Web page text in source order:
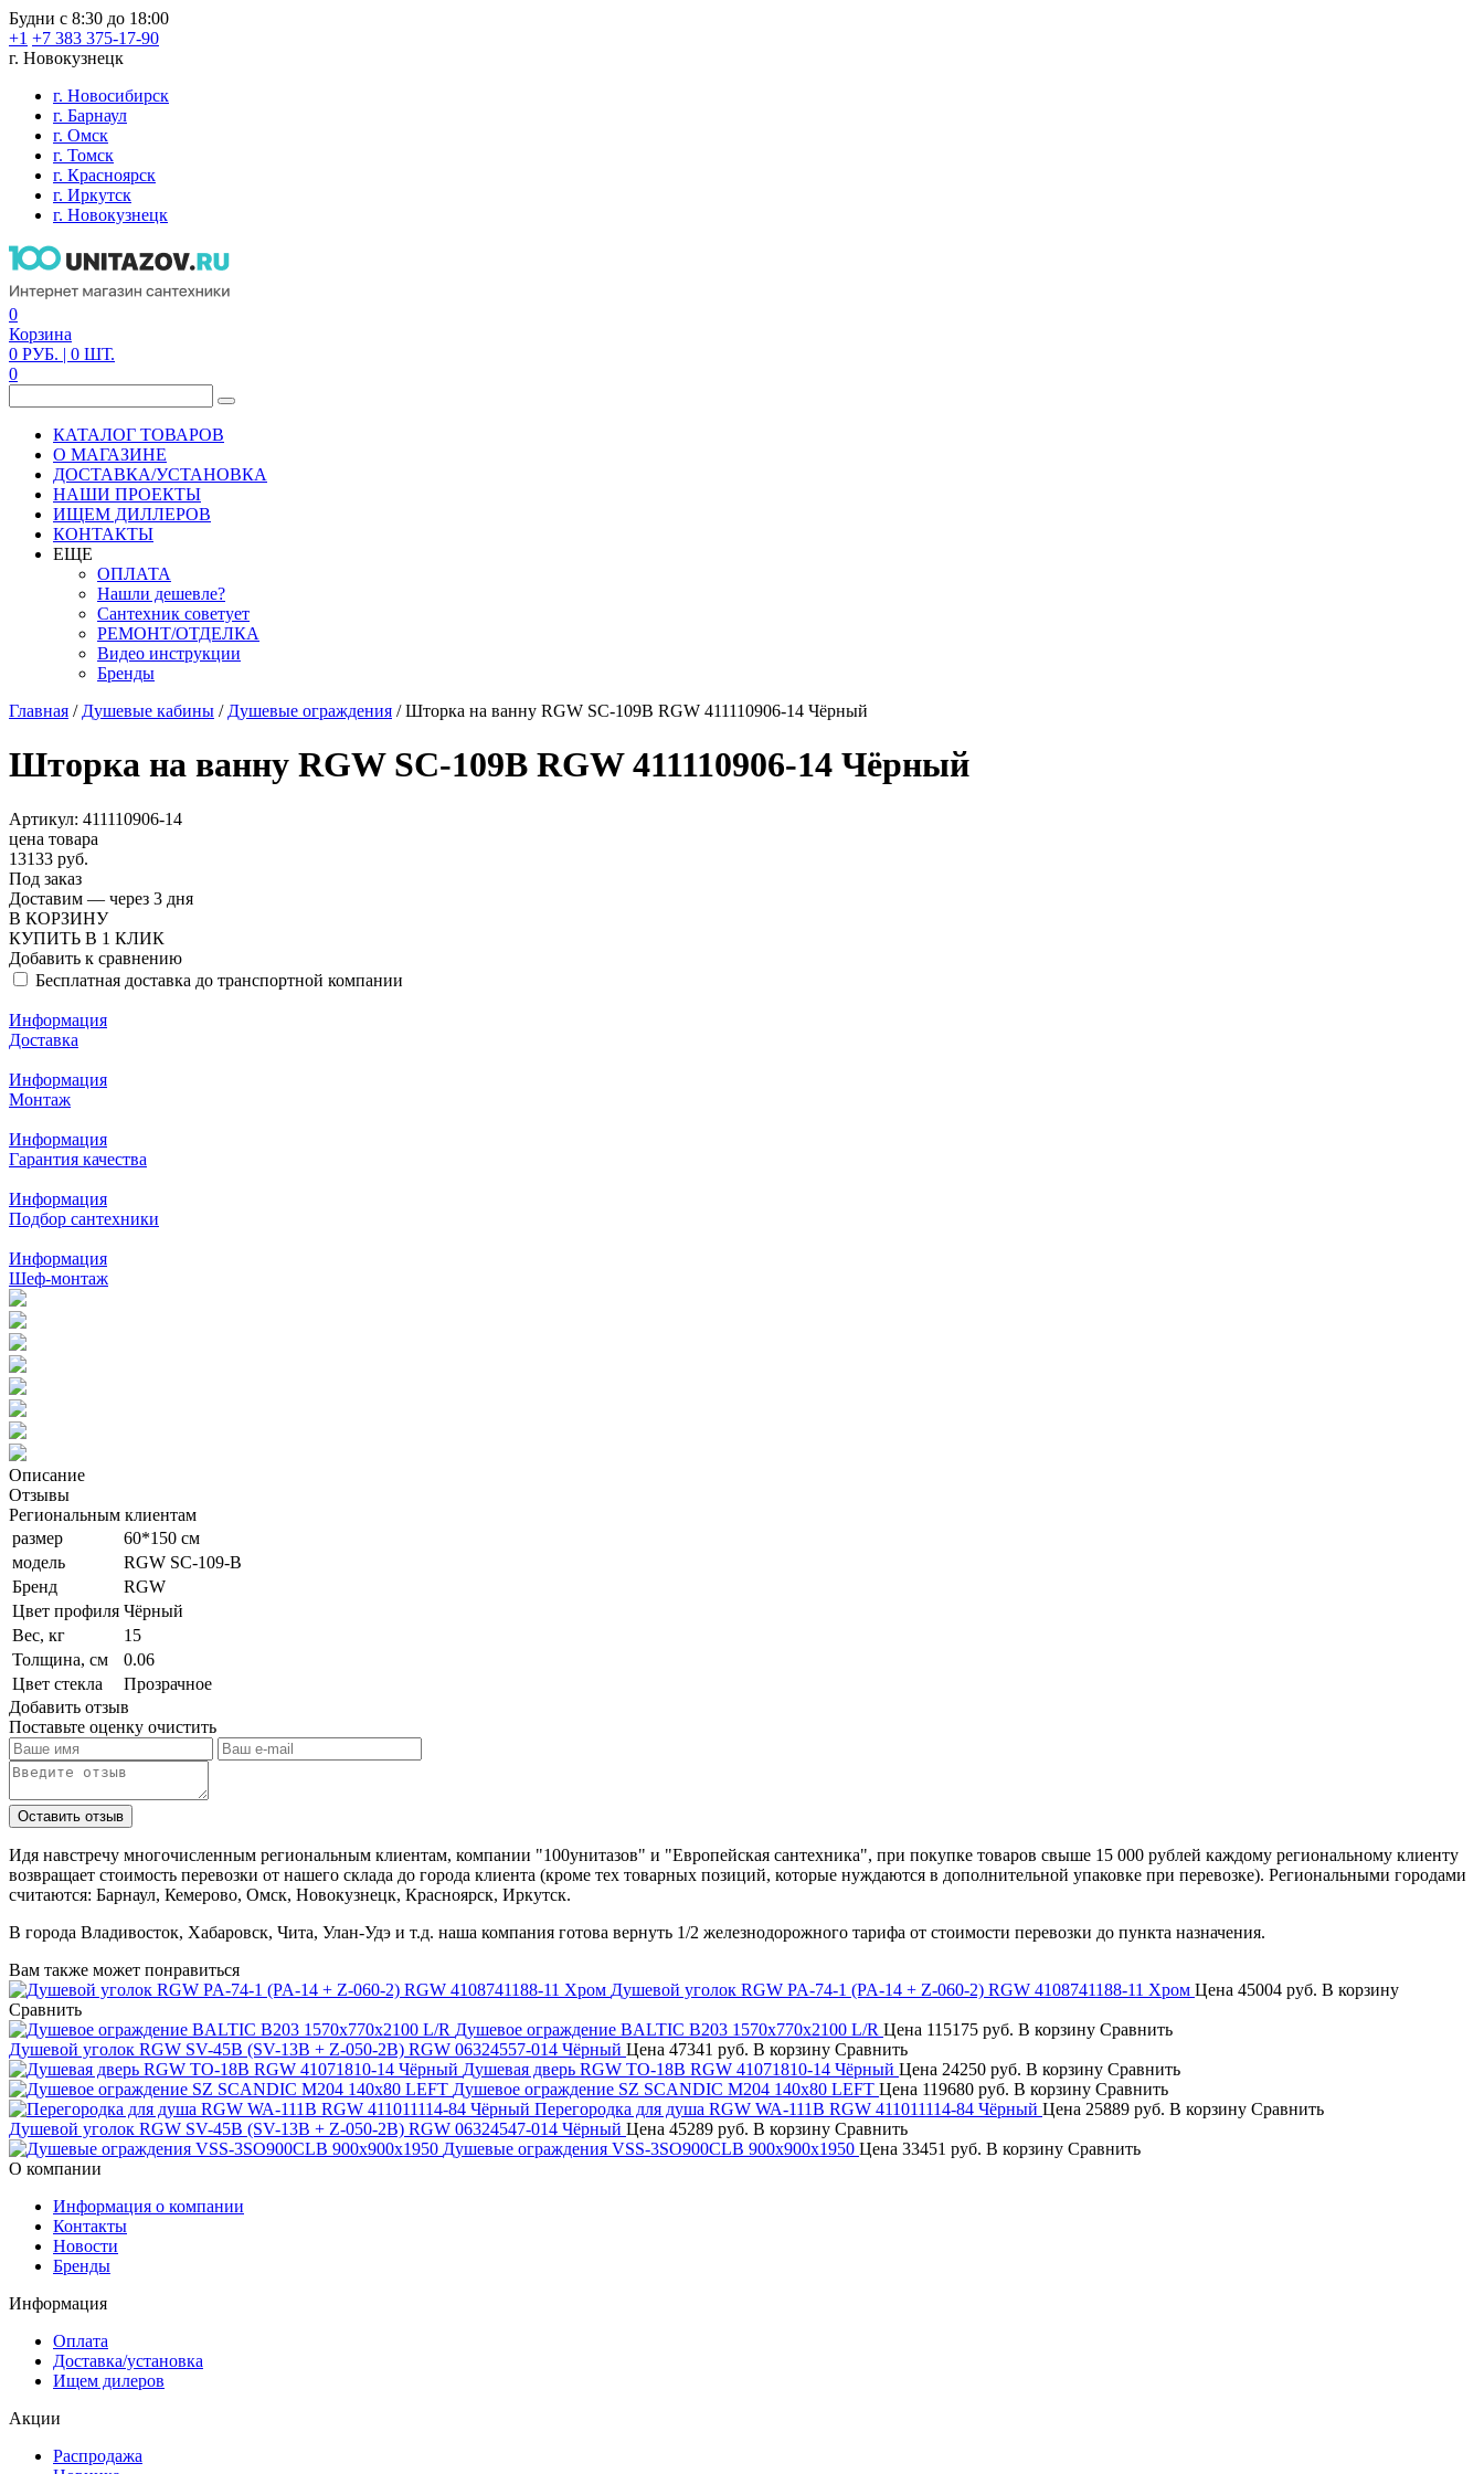
Будни с 8:30 до 18:00
+1 +7 383 375-17-90
г. Новокузнецк
г. Новосибирск
г. Барнаул
г. Омск
г. Томск
г. Красноярск
г. Иркутск
г. Новокузнецк
0
Корзина
0 РУБ. | 0 ШТ.
0
КАТАЛОГ ТОВАРОВ
О МАГАЗИНЕ
ДОСТАВКА/УСТАНОВКА
НАШИ ПРОЕКТЫ
ИЩЕМ ДИЛЛЕРОВ
КОНТАКТЫ
ЕЩЕ
ОПЛАТА
Нашли дешевле?
Сантехник советует
РЕМОНТ/ОТДЕЛКА
Видео инструкции
Бренды
Главная / Душевые кабины / Душевые ограждения /Шторка на ванну RGW SC-109B RGW 411110906-14 Чёрный
Шторка на ванну RGW SC-109B RGW 411110906-14 Чёрный
Артикул: 411110906-14
цена товара
13133 руб.
Под заказ
Доставим — через 3 дня
В КОРЗИНУ
КУПИТЬ В 1 КЛИК
Добавить к сравнению
Бесплатная доставка до транспортной компании
Информация
Доставка
Информация
Монтаж
Информация
Гарантия качества
Информация
Подбор сантехники
Информация
Шеф-монтаж
Описание
Отзывы
Региональным клиентам
размер
60*150 см
модель
RGW SC-109-B
Бренд
RGW
Цвет профиля Чёрный
Вес, кг
15
Толщина, см
0.06
Цвет стекла
Прозрачное
Добавить отзыв
Поставьте оценку очистить
Идя навстречу многочисленным региональным клиентам, компании "100унитазов" и "Европейская сантехника", при покупке товаров свыше 15 000 рублей каждому региональному клиенту
возвращает стоимость перевозки от нашего склада до города клиента (кроме тех товарных позиций, которые нуждаются в дополнительной упаковке при перевозке). Региональными городами
считаются: Барнаул, Кемерово, Омск, Новокузнецк, Красноярск, Иркутск.
В города Владивосток, Хабаровск, Чита, Улан-Удэ и т.д. наша компания готова вернуть 1/2 железнодорожного тарифа от стоимости перевозки до пункта назначения.
Вам также может понравиться
Душевой уголок RGW PA-74-1 (PA-14 + Z-060-2) RGW 4108741188-11 Хром Цена 45004 руб. В корзину
Сравнить
Душевое ограждение BALTIC B203 1570x770x2100 L/R Цена 115175 руб. В корзину Сравнить
Душевой уголок RGW SV-45B (SV-13B + Z-050-2B) RGW 06324557-014 Чёрный Цена 47341 руб. В корзину Сравнить
Душевая дверь RGW TO-18B RGW 41071810-14 Чёрный Цена 24250 руб. В корзину Сравнить
Душевое ограждение SZ SCANDIC M204 140x80 LEFT Цена 119680 руб. В корзину Сравнить
Перегородка для душа RGW WA-111B RGW 411011114-84 Чёрный Цена 25889 руб. В корзину Сравнить
Душевой уголок RGW SV-45B (SV-13B + Z-050-2B) RGW 06324547-014 Чёрный Цена 45289 руб. В корзину Сравнить
Душевые ограждения VSS-3SO900CLB 900x900x1950 Цена 33451 руб. В корзину Сравнить
О компании
Информация о компании
Контакты
Новости
Бренды
Информация
Оплата
Доставка/установка
Ищем дилеров
Акции
Распродажа